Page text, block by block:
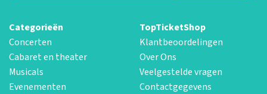
Categorieën
Concerten
Cabaret en theater
Musicals
Evenementen
TopTicketShop
Klantbeoordelingen
Over Ons
Veelgestelde vragen
Contactgegevens